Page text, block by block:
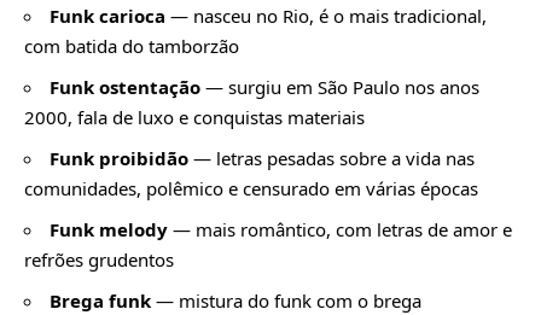
Funk carioca — nasceu no Rio, é o mais tradicional,
com batida do tamborzão
Funk ostentação — surgiu em São Paulo nos anos
2000, fala de luxo e conquistas materiais
Funk proibidão — letras pesadas sobre a vida nas
comunidades, polêmico e censurado em várias épocas
Funk melody — mais romântico, com letras de amor e
refrões grudentos
Brega funk — mistura do funk com o brega